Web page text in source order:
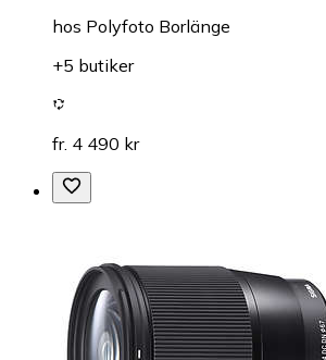
hos Polyfoto Borlänge
+5 butiker
fr. 4 490 kr